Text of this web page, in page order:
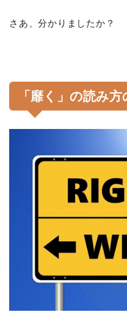
さあ、分かりましたか？
「靡く」の読み